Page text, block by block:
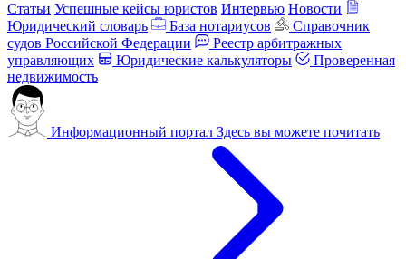
Статьи Успешные кейсы юристов Интервью Новости
Юридический словарь
База нотариусов
Справочник
судов Российской Федерации
Реестр арбитражных
управляющих
Юридические калькуляторы
Проверенная
недвижимость
Информационный портал Здесь вы можете почитать